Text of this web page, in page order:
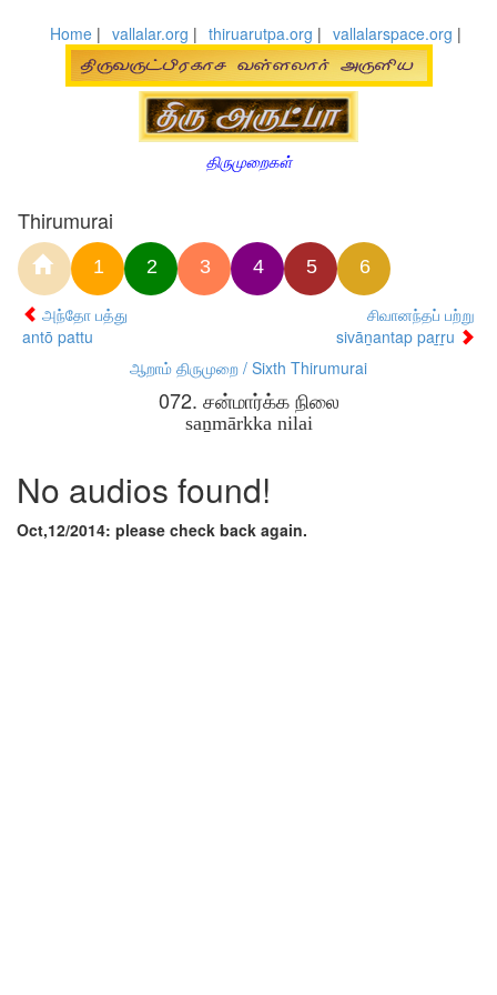
Home | vallalar.org | thiruarutpa.org | vallalarspace.org |
திருமுறைகள்
Thirumurai
1 2 3 4 5 6
அந்தோ பத்து
antō pattu
சிவானந்தப் பற்று
sivāṉantap paṟṟu
ஆறாம் திருமுறை / Sixth Thirumurai
072. சன்மார்க்க நிலை
saṉmārkka nilai
No audios found!
Oct,12/2014: please check back again.